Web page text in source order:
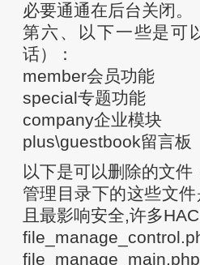
必要通通在后台关闭。
第六、以下一些是可
话）：
member会员功能
special专题功能
company企业模块
plus\guestbook留言板
以下是可以删除的文件
管理目录下的这些文
且最影响安全,许多
file_manage_main.php